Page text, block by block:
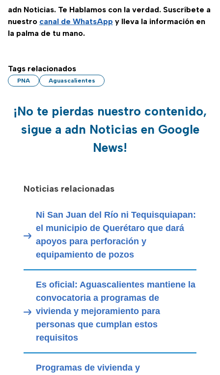
adn Noticias. Te Hablamos con la verdad. Suscríbete a
nuestro canal de WhatsApp y lleva la información en
la palma de tu mano.
Tags relacionados
PNA Aguascalientes
¡No te pierdas nuestro contenido,
sigue a adn Noticias en Google
News!
Noticias relacionadas
Ni San Juan del Río ni Tequisquiapan:
el municipio de Querétaro que dará
apoyos para perforación y
equipamiento de pozos
Es oficial: Aguascalientes mantiene la
convocatoria a programas de
vivienda y mejoramiento para
personas que cumplan estos
requisitos
Programas de vivienda y